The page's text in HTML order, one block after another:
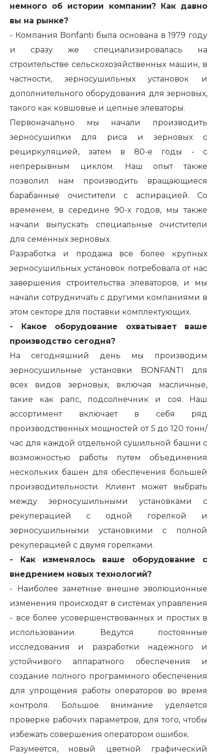
немного об истории компании? Как давно
вы на рынке?
- Компания Bonfanti былa основанa в 1979 году
и сразу же специализировалась на
строительстве сельскохозяйственных машин, в
частности, зерносушильных установок и
дополнительного оборудования для зерновых,
такого как ковшовые и цепные элеваторы.
Первоначально мы начали производить
зерносушилки для риса и зерновых с
рециркуляцией, затем в 80-е годы - с
непрерывным циклом. Наш опыт также
позволил нам производить вращающиеся
барабанные очистители с аспирацией. Сo
временeм, в середине 90-х годов, мы также
начали выпускать специальные очистители
для семенных зерновых.
Разработка и продажа все более крупных
зерносушильных установок потребовала от нас
завершения строительства элеваторов, и мы
начали сотрудничать с другими компаниями в
этом секторе для поставки комплектующих.
- Какое оборудование охватывает ваше
производство сегодня?
На сегодняшний день мы производим
зерносушильные установки BONFANTI для
всех видов зерновых, включая масличные,
такие как рапс, подсолнечник и соя. Наш
ассортимент включает в себя ряд
производственных мощностей от 5 до 120 тонн/
час для каждой отдельной сушильной башни с
возможностью работы путем объединения
нескольких башен для обеспечения большей
производительности. Клиент может выбрать
между зерносушильными установками с
рекуперацией с одной горелкой и
зерносушильными установкими с полной
рекуперацией с двумя горелками.
- Как изменялось ваше оборудование с
внедрением новых технологий?
- Наиболее заметные внешне эволюционные
изменения происходят в системах управления
- все более усовершенствованных и простых в
использовании. Ведутся постоянные
исследования и разработки надежного и
устойчивого аппаратного обеспечения и
создание полного программного обеспечения
для упрощения работы операторов во время
контроля. Большое внимание уделяется
проверке рабочих параметров, для того, чтобы
избежать совершения оператором ошибок.
Разумеется, новый цветной графический